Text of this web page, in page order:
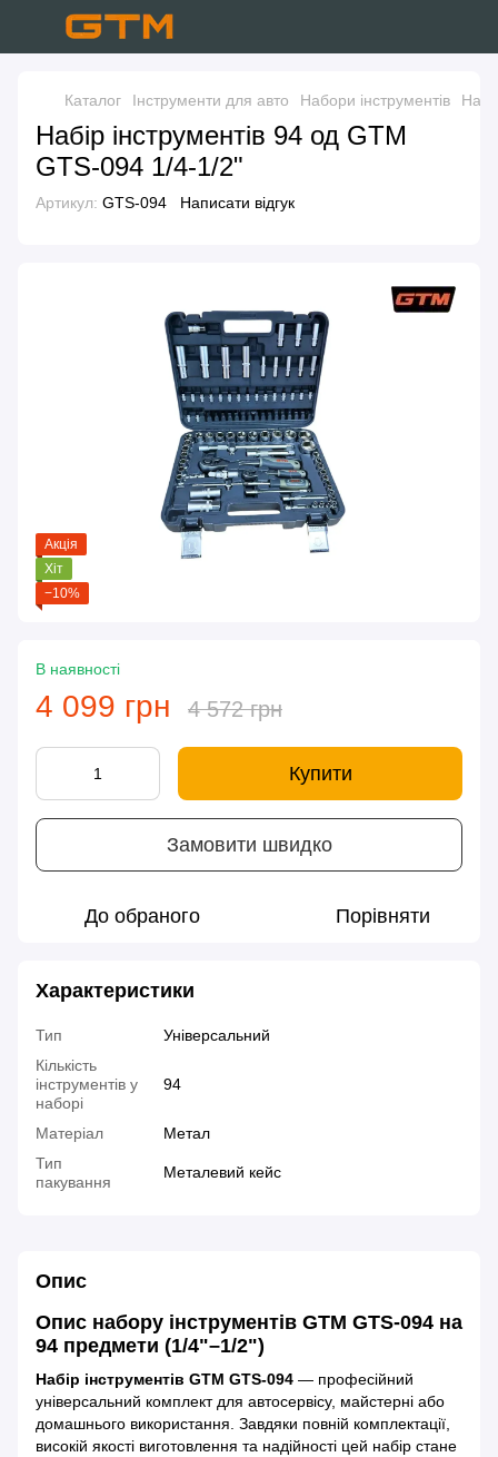
Каталог Інструменти для авто Набори інструментів
Набір інструментів 94 од GTM
GTS-094 1/4-1/2"
Артикул: GTS-094 Написати відгук
Акція
Хіт
−10%
В наявності
4 099 грн 4 572 грн
Купити
Замовити швидко
До обраного Порівняти
Характеристики
Тип
Універсальний
Кількість
інструментів у
наборі
94
Матеріал
Метал
Тип
пакування
Металевий кейс
Опис
Опис набору інструментів GTM GTS-094 на
94 предмети (1/4"–1/2")
Набір інструментів GTM GTS-094 — професійний
універсальний комплект для автосервісу, майстерні або
домашнього використання. Завдяки повній комплектації,
високій якості виготовлення та надійності цей набір стане